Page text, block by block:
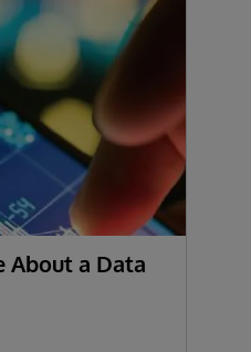
About a Data